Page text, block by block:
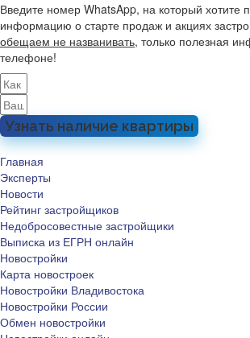
Введите номер WhatsApp, на который хотите
информацию о старте продаж и акциях
обещаем не названивать, только полезная
телефоне!
Узнать наличие квартиры
Главная
Эксперты
Новости
Рейтинг застройщиков
Недобросовестные застройщики
Выписка из ЕГРН онлайн
Новостройки
Карта новостроек
Новостройки Владивостока
Новостройки России
Обмен новостройки